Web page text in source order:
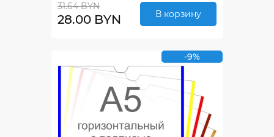
31.64 BYN
28.00 BYN В корзину
-9%